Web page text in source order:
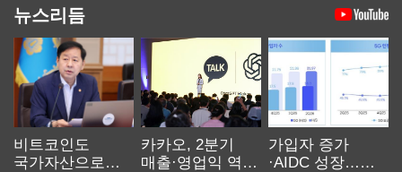
뉴스리듬
비트코인도
국가자산으로…'
카카오, 2분기
매출·영업익 역대
가입자 증가
·AIDC 성장…